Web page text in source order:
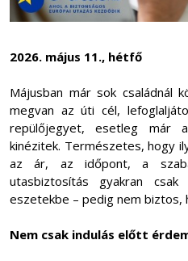
2026. május 11., hétfő
Májusban már sok családnál
megvan az úti cél,
repülőjegyet, esetleg már
kinézitek. Természetes, hogy
az ár, az időpont, a
utasbiztosítás gyakran
eszetekbe – pedig nem biztos,
Nem csak indulás előtt